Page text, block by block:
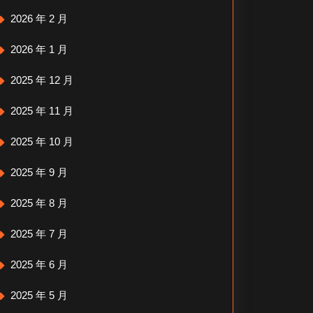
2026 年 2 月
2026 年 1 月
2025 年 12 月
2025 年 11 月
2025 年 10 月
2025 年 9 月
2025 年 8 月
2025 年 7 月
2025 年 6 月
2025 年 5 月